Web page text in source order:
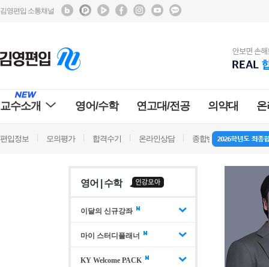
김영편입 소통채널
교수소개 영어/수학 연고대/전공 의약대
편입정보 모의평가 합격수기 온라인상담 종합반 방문상담
영어 | 수학
이달의 신규강좌
마이 스터디플래너
KY Welcome PACK